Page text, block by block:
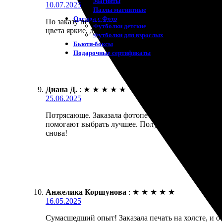
Пазлы магнитные
Одежда с Фото
Футболки детские
Футболки для взрослых
Бьюти-боксы
Подарочные сертификаты
10.07.2025
По заказу печати на холсте могу сказать, что
цвета яркие, детали четкие. Доставили вовремя,
Диана Д. : ★ ★ ★ ★ ★
25.06.2025
Потрясающе. Заказала фотопечать на холсте, и
помогают выбрать лучшее. Получила работу в
снова!
Анжелика Коршунова : ★ ★ ★ ★ ★
16.05.2025
Сумасшедший опыт! Заказала печать на холсте, и